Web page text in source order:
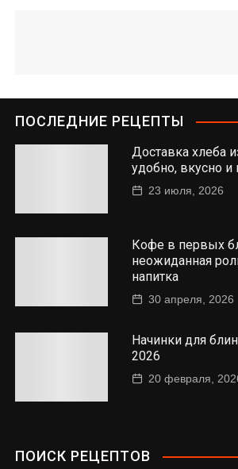
ПОСЛЕДНИЕ РЕЦЕПТЫ
Доставка хлеба
удобно, вкусно и
23 июля, 2026
Кофе в первых
неожиданная
напитка
30 апреля, 2026
Начинки для
2026
20 февраля,
ПОИСК РЕЦЕПТОВ